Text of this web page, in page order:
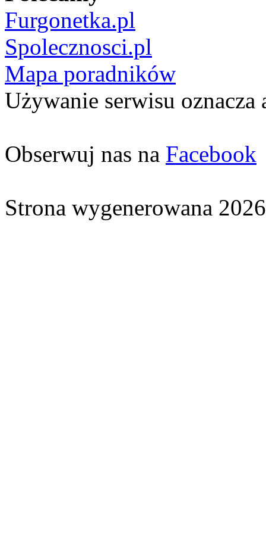
Furgonetka.pl
Spolecznosci.pl
Mapa poradników
Używanie serwisu oznacza
Obserwuj nas na Facebook
Strona wygenerowana